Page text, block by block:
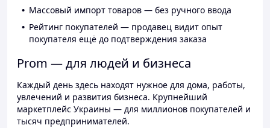
Массовый импорт товаров — без ручного ввода
Рейтинг покупателей — продавец видит опыт
покупателя ещё до подтверждения заказа
Prom — для людей и бизнеса
Каждый день здесь находят нужное для дома, работы,
увлечений и развития бизнеса. Крупнейший
маркетплейс Украины — для миллионов покупателей и
тысяч предпринимателей.